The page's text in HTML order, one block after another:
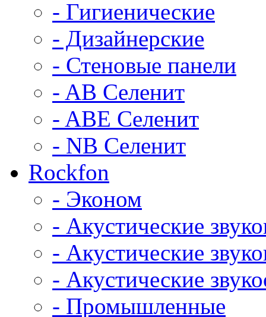
- Гигиенические
- Дизайнерские
- Стеновые панели
- AB Селенит
- ABE Селенит
- NB Селенит
Rockfon
- Эконом
- Акустические
- Акустические
- Акустические
- Промышленные